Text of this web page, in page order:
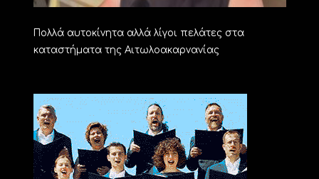
Πολλά αυτοκίνητα αλλά λίγοι πελάτες στα
καταστήματα της Αιτωλοακαρνανίας